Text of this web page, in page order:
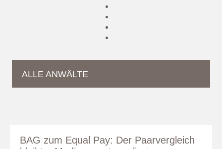
ALLE ANWÄLTE
BAG zum Equal Pay: Der Paarvergleich